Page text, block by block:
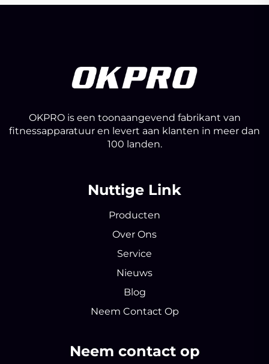
OKPRO is een toonaangevend fabrikant van
fitnessapparatuur en levert aan klanten in meer dan
100 landen.
Nuttige Link
Producten
Over Ons
Service
Nieuws
Blog
Neem Contact Op
Neem contact op